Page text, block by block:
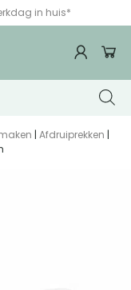
in huis*
| Afdruiprekken |